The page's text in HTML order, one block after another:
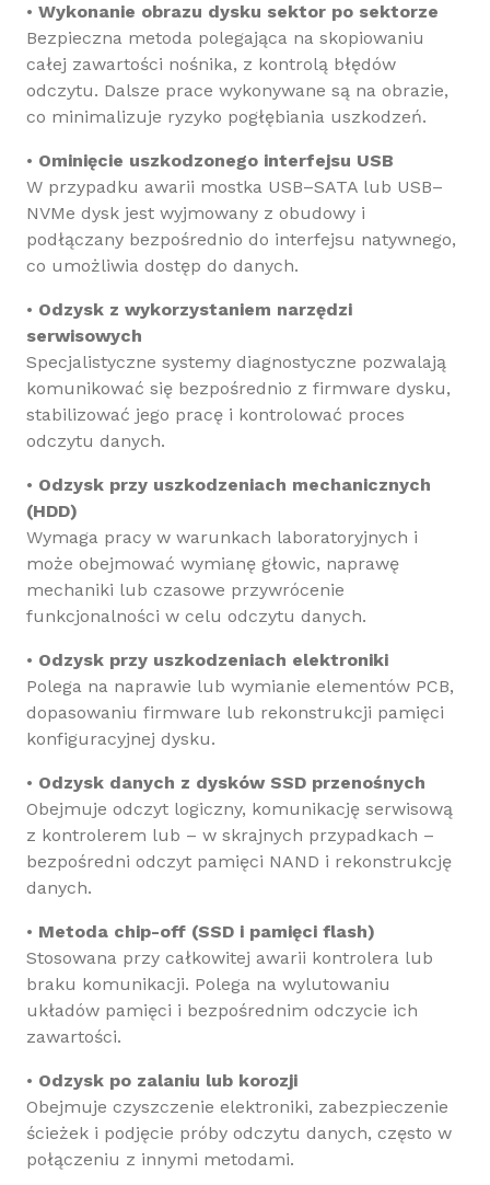
• Wykonanie obrazu dysku sektor po sektorze
Bezpieczna metoda polegająca na skopiowaniu
całej zawartości nośnika, z kontrolą błędów
odczytu. Dalsze prace wykonywane są na obrazie,
co minimalizuje ryzyko pogłębiania uszkodzeń.
• Ominięcie uszkodzonego interfejsu USB
W przypadku awarii mostka USB–SATA lub USB–
NVMe dysk jest wyjmowany z obudowy i
podłączany bezpośrednio do interfejsu natywnego,
co umożliwia dostęp do danych.
• Odzysk z wykorzystaniem narzędzi
serwisowych
Specjalistyczne systemy diagnostyczne pozwalają
komunikować się bezpośrednio z firmware dysku,
stabilizować jego pracę i kontrolować proces
odczytu danych.
• Odzysk przy uszkodzeniach mechanicznych
(HDD)
Wymaga pracy w warunkach laboratoryjnych i
może obejmować wymianę głowic, naprawę
mechaniki lub czasowe przywrócenie
funkcjonalności w celu odczytu danych.
• Odzysk przy uszkodzeniach elektroniki
Polega na naprawie lub wymianie elementów PCB,
dopasowaniu firmware lub rekonstrukcji pamięci
konfiguracyjnej dysku.
• Odzysk danych z dysków SSD przenośnych
Obejmuje odczyt logiczny, komunikację serwisową
z kontrolerem lub – w skrajnych przypadkach –
bezpośredni odczyt pamięci NAND i rekonstrukcję
danych.
• Metoda chip-off (SSD i pamięci flash)
Stosowana przy całkowitej awarii kontrolera lub
braku komunikacji. Polega na wylutowaniu
układów pamięci i bezpośrednim odczycie ich
zawartości.
• Odzysk po zalaniu lub korozji
Obejmuje czyszczenie elektroniki, zabezpieczenie
ścieżek i podjęcie próby odczytu danych, często w
połączeniu z innymi metodami.